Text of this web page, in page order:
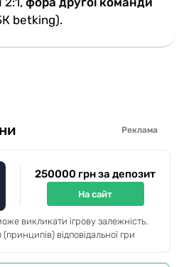
betking).
Реклама
250000 грн за депозит
На сайт
викликати ігрову залежність.
відповідальної гри